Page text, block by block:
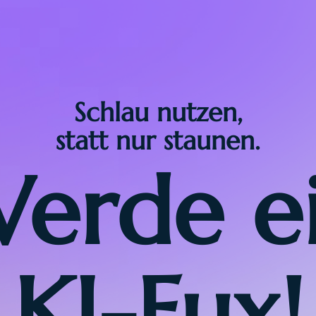
Schlau nutzen,
statt nur staunen.